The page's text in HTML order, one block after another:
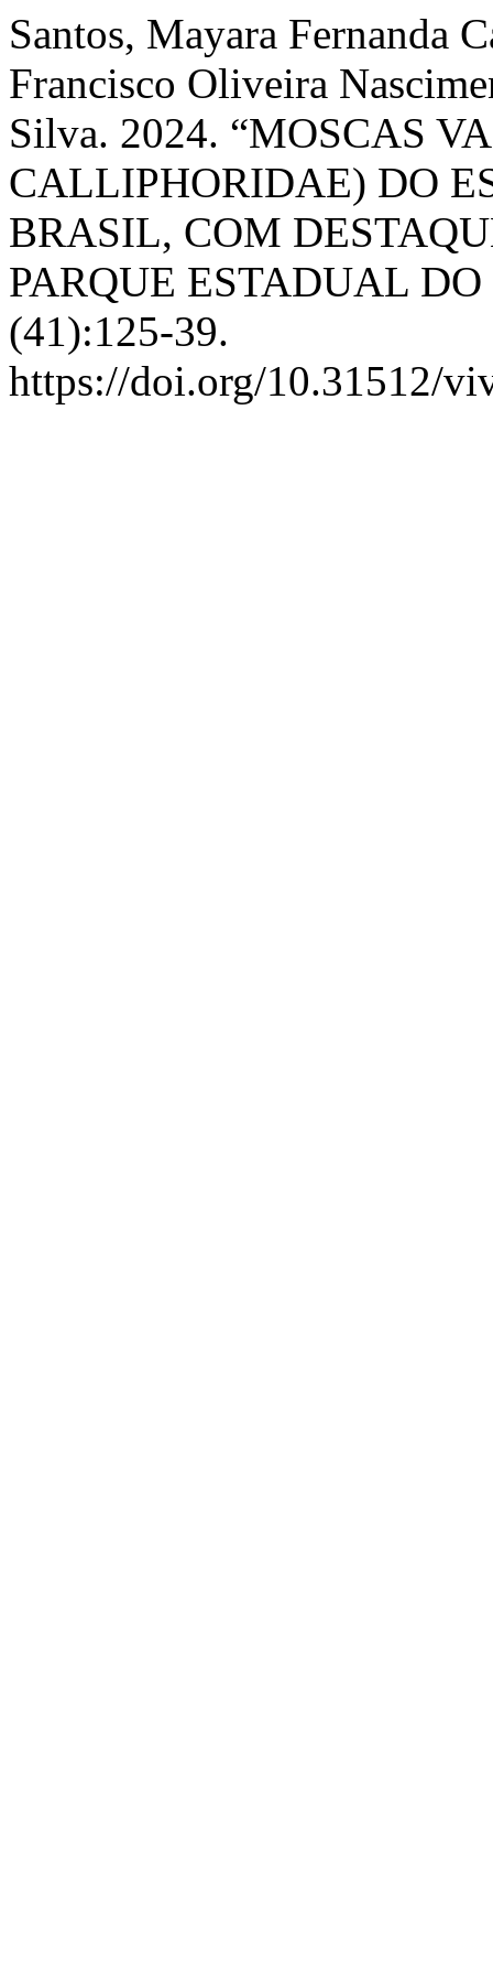
Santos, Mayara Fernanda
Francisco Oliveira
Silva. 2024. “MOSCAS
CALLIPHORIDAE) DO
BRASIL, COM
PARQUE ESTADUAL
(41):125-39.
https://doi.org/10.31512/